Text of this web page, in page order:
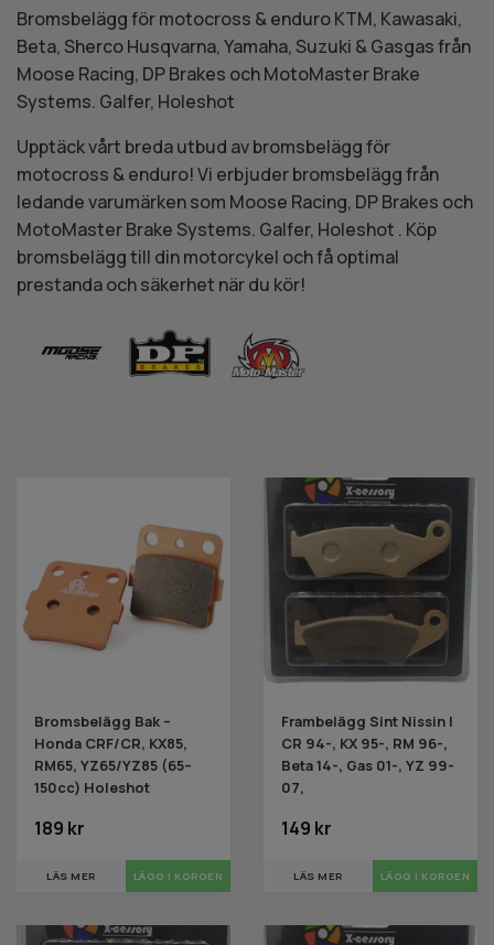
Bromsbelägg för motocross & enduro KTM, Kawasaki,
Beta, Sherco Husqvarna, Yamaha, Suzuki & Gasgas från
Moose Racing, DP Brakes och MotoMaster Brake
Systems. Galfer, Holeshot
Upptäck vårt breda utbud av bromsbelägg för
motocross & enduro! Vi erbjuder bromsbelägg från
ledande varumärken som Moose Racing, DP Brakes och
MotoMaster Brake Systems. Galfer, Holeshot . Köp
bromsbelägg till din motorcykel och få optimal
prestanda och säkerhet när du kör!
Bromsbelägg Bak –
Honda CRF/CR, KX85,
RM65, YZ65/YZ85 (65–
150cc) Holeshot
189 kr
LÄS MER
Frambelägg Sint Nissin |
CR 94-, KX 95-, RM 96-,
Beta 14-, Gas 01-, YZ 99-
07,
149 kr
LÄS MER